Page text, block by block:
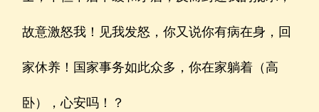
故意激怒我！见我发怒，你又说你有病在身，回
家休养！国家事务如此众多，你在家躺着（高
卧），心安吗！？